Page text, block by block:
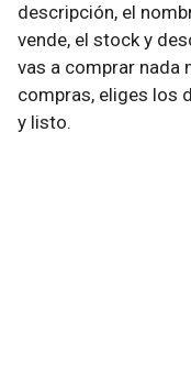
descripción, el
vende, el stock y
vas a comprar nada
compras, eliges los
y listo.